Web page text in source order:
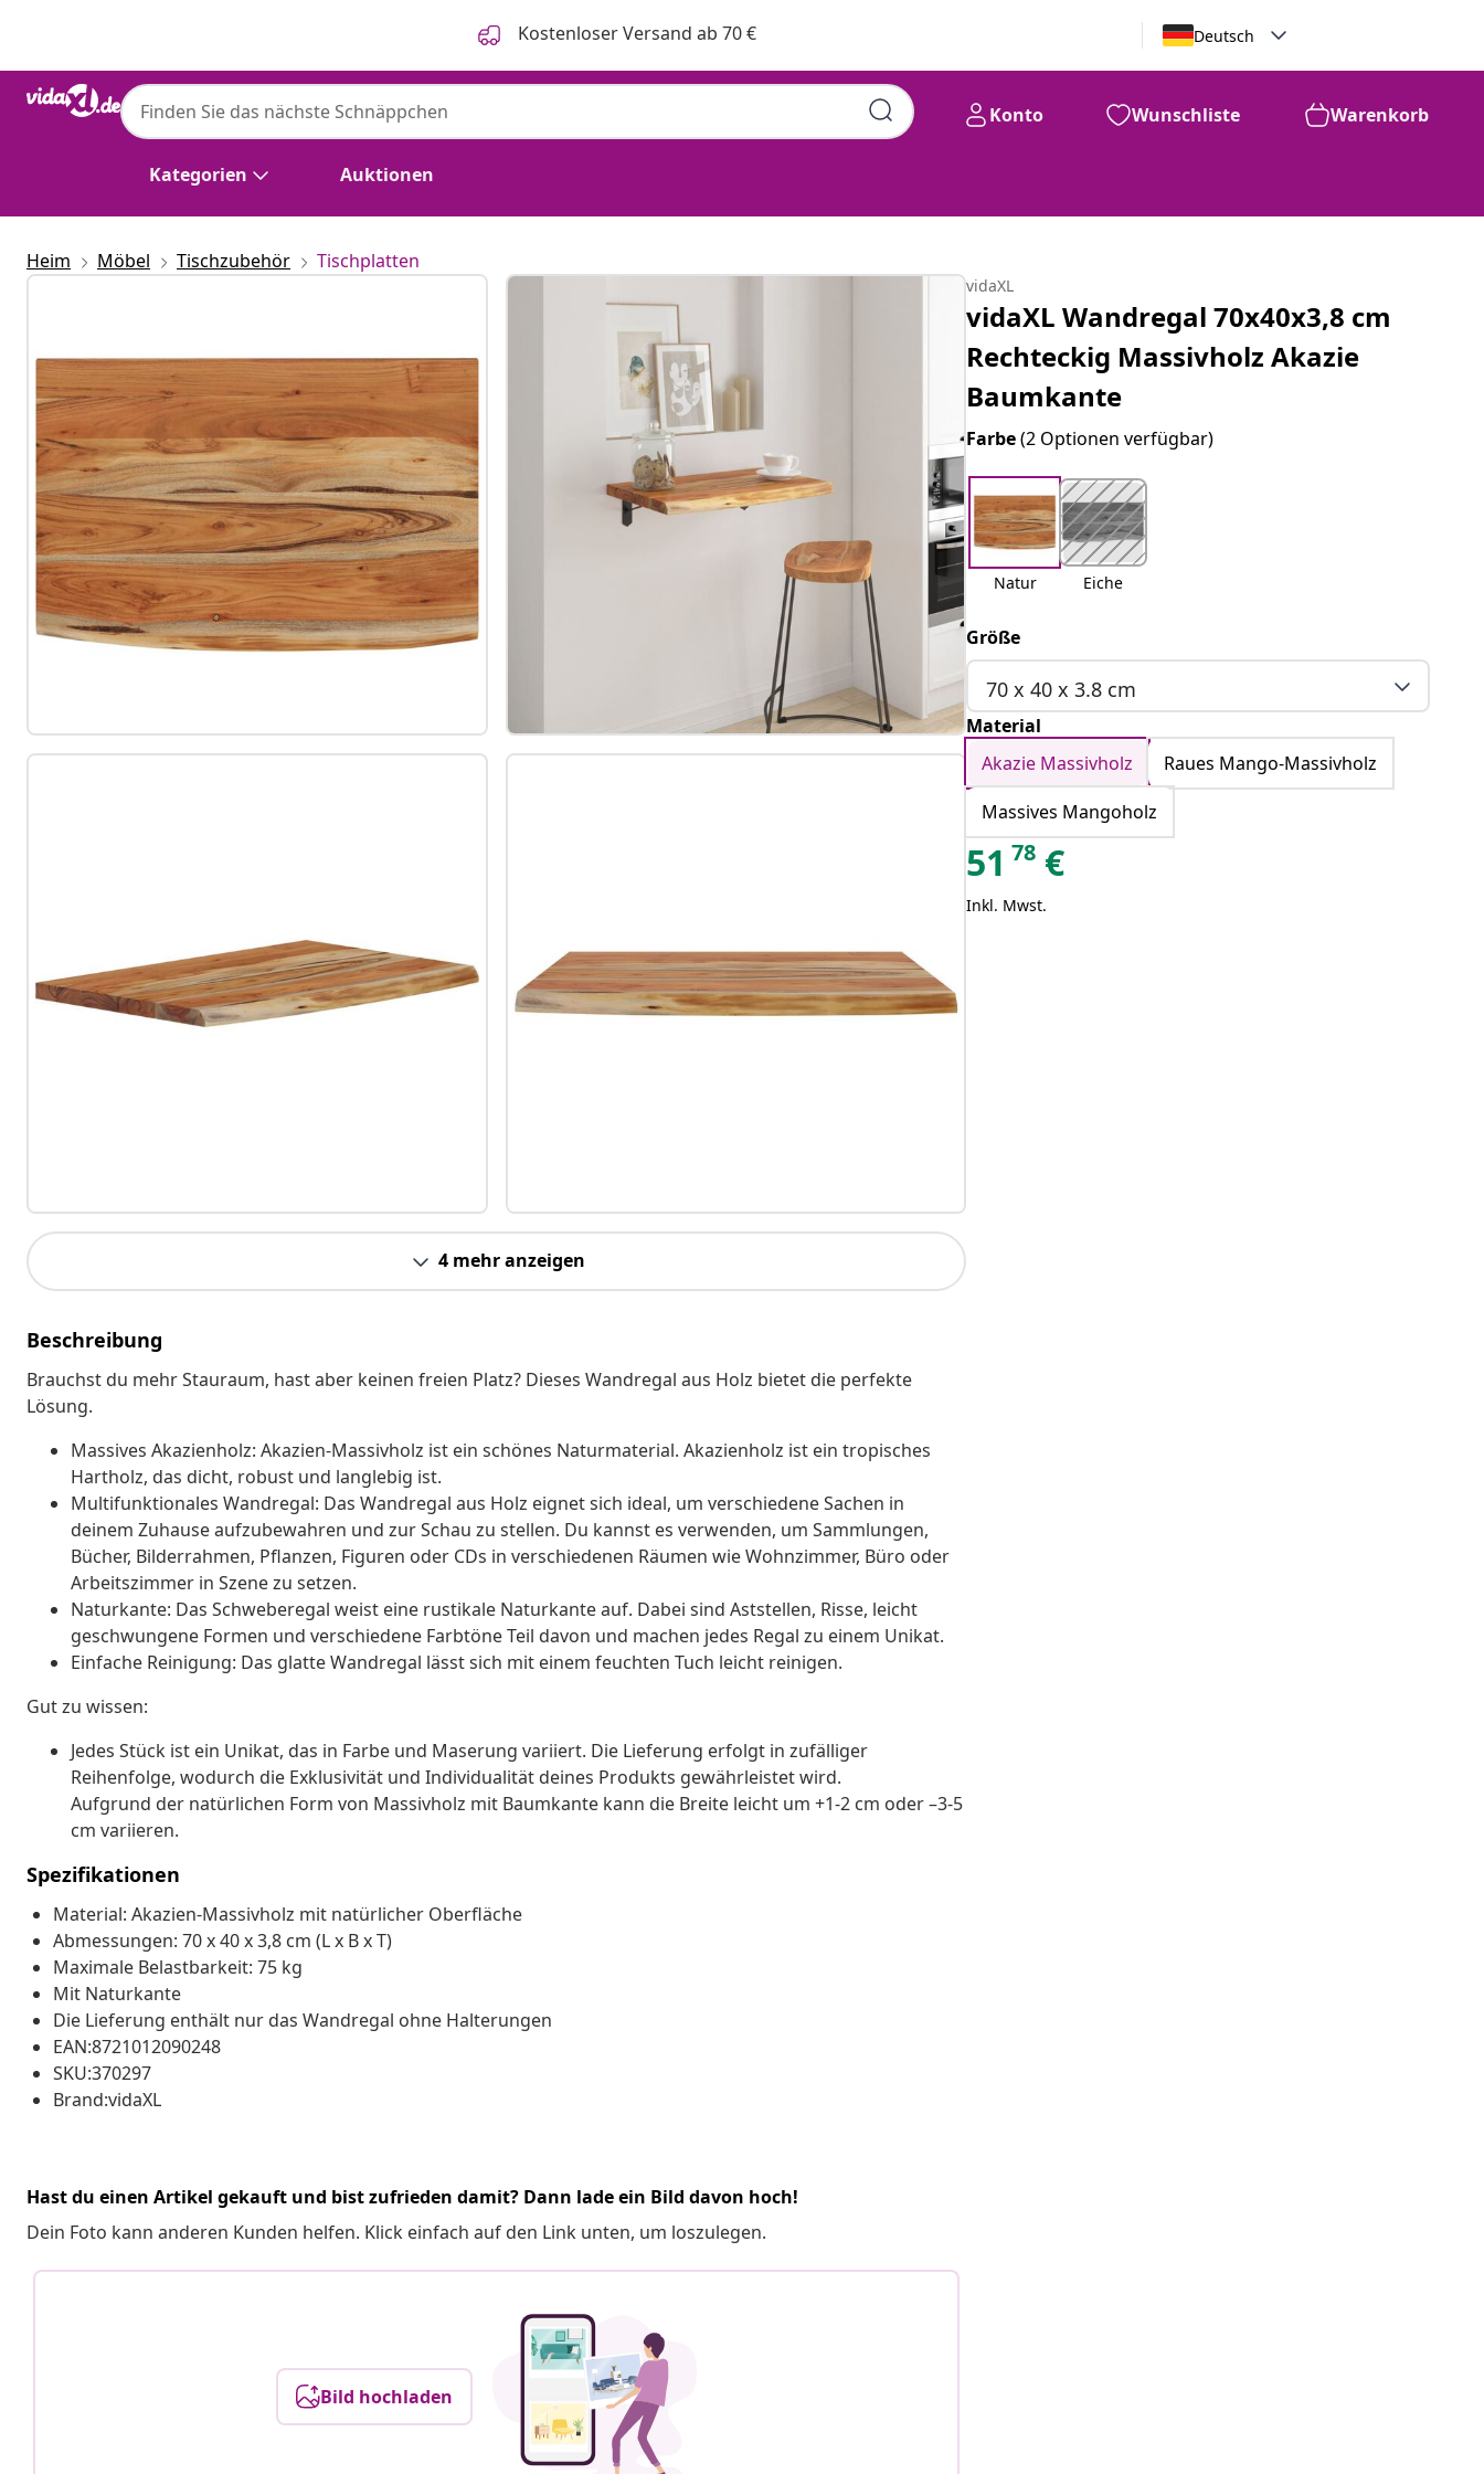
Kostenloser Versand ab 70 € Deutsch
Kategorien Auktionen
Konto Wunschliste Warenkorb
Heim Möbel Tischzubehör Tischplatten
4 mehr anzeigen
Beschreibung
Brauchst du mehr Stauraum, hast aber keinen freien Platz? Dieses Wandregal aus Holz bietet die perfekte
Lösung.
Massives Akazienholz: Akazien-Massivholz ist ein schönes Naturmaterial. Akazienholz ist ein tropisches
Hartholz, das dicht, robust und langlebig ist.
Multifunktionales Wandregal: Das Wandregal aus Holz eignet sich ideal, um verschiedene Sachen in
deinem Zuhause aufzubewahren und zur Schau zu stellen. Du kannst es verwenden, um Sammlungen,
Bücher, Bilderrahmen, Pflanzen, Figuren oder CDs in verschiedenen Räumen wie Wohnzimmer, Büro oder
Arbeitszimmer in Szene zu setzen.
Naturkante: Das Schweberegal weist eine rustikale Naturkante auf. Dabei sind Aststellen, Risse, leicht
geschwungene Formen und verschiedene Farbtöne Teil davon und machen jedes Regal zu einem Unikat.
Einfache Reinigung: Das glatte Wandregal lässt sich mit einem feuchten Tuch leicht reinigen.
Gut zu wissen:
Jedes Stück ist ein Unikat, das in Farbe und Maserung variiert. Die Lieferung erfolgt in zufälliger
Reihenfolge, wodurch die Exklusivität und Individualität deines Produkts gewährleistet wird.
Aufgrund der natürlichen Form von Massivholz mit Baumkante kann die Breite leicht um +1-2 cm oder –3-5
cm variieren.
Spezifikationen
Material: Akazien-Massivholz mit natürlicher Oberfläche
Abmessungen: 70 x 40 x 3,8 cm (L x B x T)
Maximale Belastbarkeit: 75 kg
Mit Naturkante
Die Lieferung enthält nur das Wandregal ohne Halterungen
EAN:8721012090248
SKU:370297
Brand:vidaXL
Hast du einen Artikel gekauft und bist zufrieden damit? Dann lade ein Bild davon hoch!
Dein Foto kann anderen Kunden helfen. Klick einfach auf den Link unten, um loszulegen.
Bild hochladen
vidaXL
vidaXL Wandregal 70x40x3,8 cm
Rechteckig Massivholz Akazie
Baumkante
Farbe(2 Optionen verfügbar)
Natur Eiche
Größe
70 x 40 x 3.8 cm
Material
Akazie Massivholz
Raues Mango-Massivholz
Massives Mangoholz
51 78 €
Inkl. Mwst.